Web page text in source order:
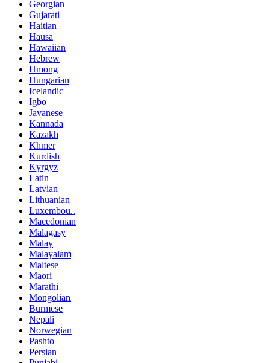
Georgian
Gujarati
Haitian
Hausa
Hawaiian
Hebrew
Hmong
Hungarian
Icelandic
Igbo
Javanese
Kannada
Kazakh
Khmer
Kurdish
Kyrgyz
Latin
Latvian
Lithuanian
Luxembou..
Macedonian
Malagasy
Malay
Malayalam
Maltese
Maori
Marathi
Mongolian
Burmese
Nepali
Norwegian
Pashto
Persian